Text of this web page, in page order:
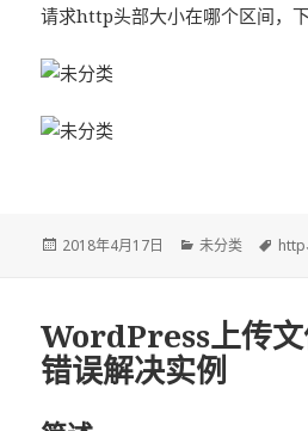
请求http头部大小在哪个区间，
发
2018年4月17日
分
未分类
标
http
WordPress上传
错误解决实例